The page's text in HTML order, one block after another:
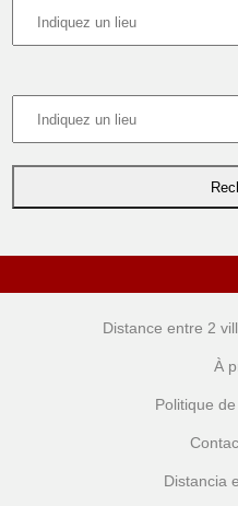
Distance entre 2
À
Politique
Distancia